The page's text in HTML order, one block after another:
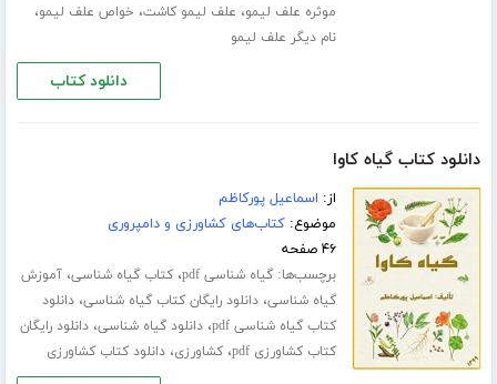
موثره علف لیمو، علف لیمو کاشت، خواص علف لیمو،
نام دیگر علف لیمو
دانلود کتاب
دانلود کتاب گیاه کاوا
از: اسماعیل پورکاظم
موضوع:کتاب‌های کشاورزی و دامپروری
۴۶ صفحه
برچسب‌ها:گیاه شناسی pdf ،کتاب گیاه شناسی،آموزش
گیاه شناسی،دانلود رایگان کتاب گیاه شناسی،دانلود
کتاب گیاه شناسی pdf
،دانلود گیاه شناسی،دانلود رایگان
کتاب کشاورزی pdf
،کشاورزی،دانلود کتاب کشاورزی